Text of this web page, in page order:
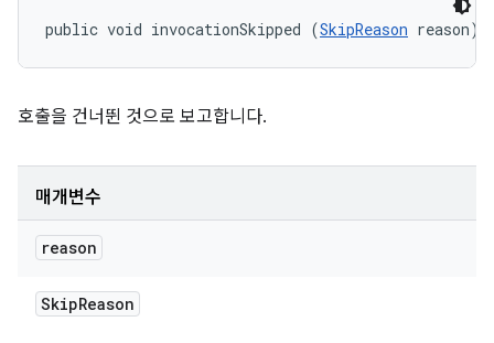
public void invocationSkipped (SkipReason reason)
호출을 건너뛴 것으로 보고합니다.
매개변수
reason
SkipReason